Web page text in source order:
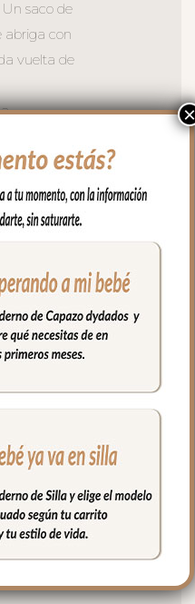
saco de
abriga con
vuelta de
—
con
fácil
la puedes
para
en el
contamos
silla:
Así
mejor se
en
×